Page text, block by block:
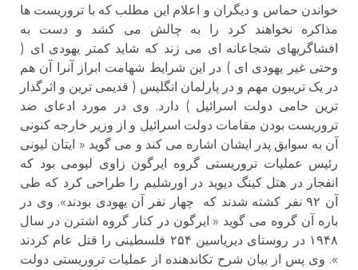
خواندن حماس و دیگران و اعلام این مطلب که با تروریست ها
مذاکره نخواهند کرد را به چالش می کشد و دست به
افشاگریهای شجاعانه ای می زند که شاید کمتر یهودی ای (
وحتی غیر یهودی ای ) در این شرایط شهامت ابراز آنرا آن هم
در یک تریبون مهم و در پارلمان انگلیس ( قدیمی ترین و اثرگذار
ترین حامی دولت اسرائیل ) دارد. وی در مورد ادعای ضد
تروریست بودن مقامات دولت اسرائیل و از وزیر خارجه کنونی
آن به سوابق پدر ایشان اشاره می کند و می گوید « ایتان لیونی
رئیس عملیات تروریستی گروه ایرگون زاوی لیومی بود که
انفجار در هتل کینگ دیوید در اورشلیم را طراحی کرد که طی
آن ۹۲ نفر کشته شدند که چهار نفر آن یهودی بودند». وی در
باره آن گروه می گوید « ایرگون در کنار گروه اشترن در سال
۱۹۴۸ در روستای دیریاسین ۲۵۴ فلسطینی را قتل عام کردند
». وی پس از بیان شرح تکاندهنده از عملیات تروریستی دولت